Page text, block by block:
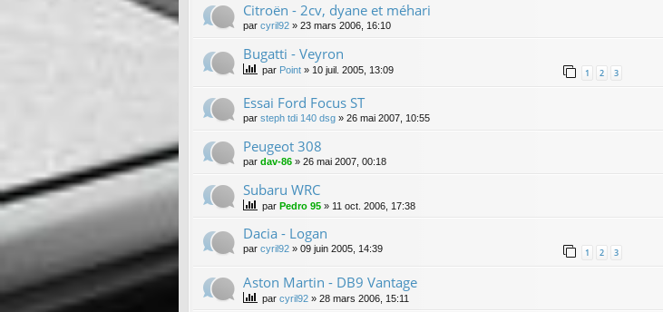
Citroën - 2cv, dyane et méhari
par cyril92 » 23 mars 2006, 16:10
Bugatti - Veyron
par Point » 10 juil. 2005, 13:09 1 2 3
Essai Ford Focus ST
par steph tdi 140 dsg » 26 mai 2007, 10:55
Peugeot 308
par dav-86 » 26 mai 2007, 00:18
Subaru WRC
par Pedro 95 » 11 oct. 2006, 17:38
Dacia - Logan
par cyril92 » 09 juin 2005, 14:39 1 2 3
Aston Martin - DB9 Vantage
par cyril92 » 28 mars 2006, 15:11